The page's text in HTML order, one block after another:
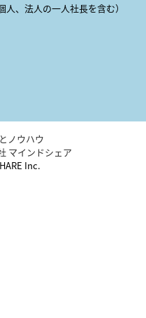
個人、法人の一人社長を含む）
ノウハウ
マインドシェア
Inc.